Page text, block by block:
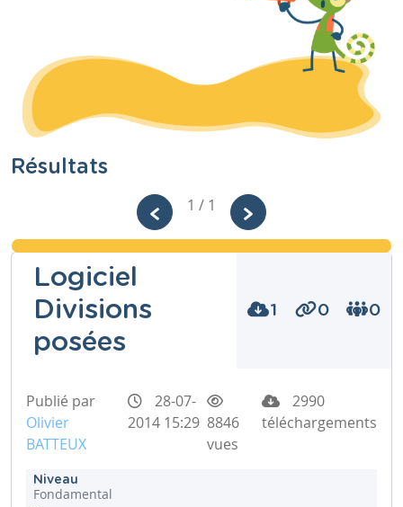
Résultats
1 / 1
Logiciel
Divisions
posées
1 0 0
Publié par
Olivier
BATTEUX
28-07-
2014 15:29 8846
vues
2990
téléchargements
Niveau
Fondamental